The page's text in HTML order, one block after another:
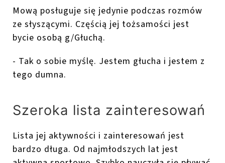
Mową posługuje się jedynie podczas rozmów
ze słyszącymi. Częścią jej tożsamości jest
bycie osobą g/Głuchą.
- Tak o sobie myślę. Jestem głucha i jestem z
tego dumna.
Szeroka lista zainteresowań
Lista jej aktywności i zainteresowań jest
bardzo długa. Od najmłodszych lat jest